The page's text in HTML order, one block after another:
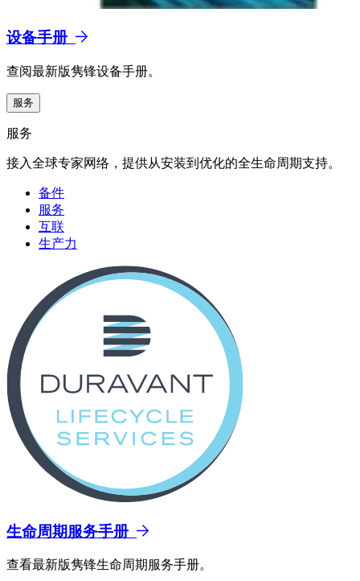
设备手册
查阅最新版隽锋设备手册。
服务
服务
接入全球专家网络，提供从安装到优化的全生命周期支持。
备件
服务
互联
生产力
生命周期服务手册
查看最新版隽锋生命周期服务手册。